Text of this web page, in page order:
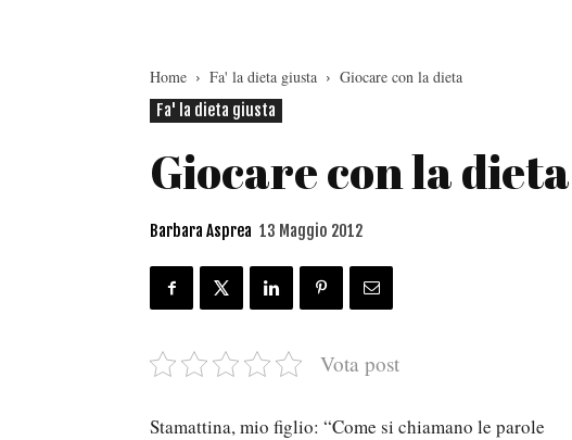
Home Fa' la dieta giusta
Giocare con la dieta
Fa' la dieta giusta
Giocare con la dieta
Barbara Asprea 13 Maggio 2012
Vota post
Stamattina, mio figlio: “Come si chiamano le parole